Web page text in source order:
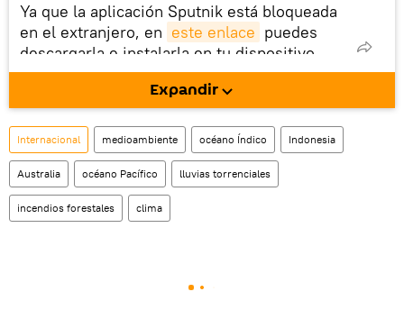
Ya que la aplicación Sputnik está bloqueada
en el extranjero, en este enlace puedes
descargarla e instalarla en tu dispositivo
móvil (¡solo para Android!).
También tenemos una cuenta en la red
social rusa VK .
Expandir
Internacional medioambiente océano Índico Indonesia
Australia océano Pacífico lluvias torrenciales
incendios forestales clima